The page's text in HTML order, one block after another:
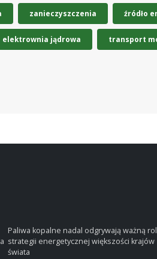
zanieczyszczenia źródło
elektrownia jądrowa transport
Paliwa kopalne nadal odgrywają ważną
strategii energetycznej większości krajów
świata